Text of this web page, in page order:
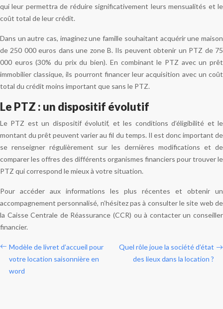
qui leur permettra de réduire significativement leurs mensualités et le
coût total de leur crédit.
Dans un autre cas, imaginez une famille souhaitant acquérir une maison
de 250 000 euros dans une zone B. Ils peuvent obtenir un PTZ de 75
000 euros (30% du prix du bien). En combinant le PTZ avec un prêt
immobilier classique, ils pourront financer leur acquisition avec un coût
total du crédit moins important que sans le PTZ.
Le PTZ : un dispositif évolutif
Le PTZ est un dispositif évolutif, et les conditions d’éligibilité et le
montant du prêt peuvent varier au fil du temps. Il est donc important de
se renseigner régulièrement sur les dernières modifications et de
comparer les offres des différents organismes financiers pour trouver le
PTZ qui correspond le mieux à votre situation.
Pour accéder aux informations les plus récentes et obtenir un
accompagnement personnalisé, n’hésitez pas à consulter le site web de
la Caisse Centrale de Réassurance (CCR) ou à contacter un conseiller
financier.
Modèle de livret d’accueil pour
votre location saisonnière en
word
Quel rôle joue la société d’état
des lieux dans la location ?